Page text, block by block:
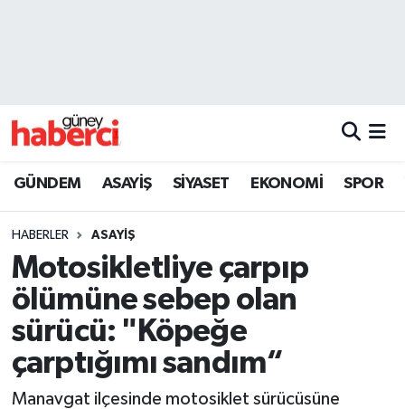
GÜNDEM ASAYİŞ SİYASET EKONOMİ SPOR
HABERLER ASAYİŞ
Motosikletliye çarpıp
ölümüne sebep olan
sürücü: "Köpeğe
çarptığımı sandım“
Manavgat ilçesinde motosiklet sürücüsüne
Beyoğlu Trafik Yoğunluk Haritası
Son Dakika Haberleri
Haber Arşivi